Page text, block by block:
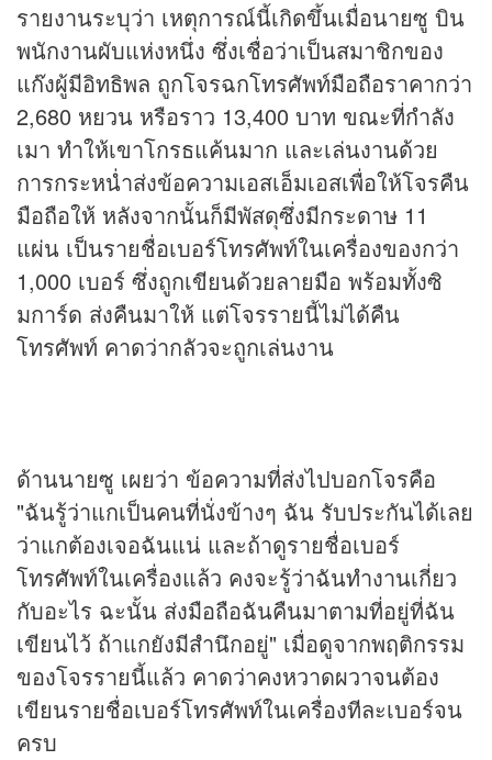
รายงานระบุว่า เหตุการณ์นี้เกิดขึ้นเมื่อนายซู บิน
พนักงานผับแห่งหนึ่ง ซึ่งเชื่อว่าเป็นสมาชิกของ
แก๊งผู้มีอิทธิพล ถูกโจรฉกโทรศัพท์มือถือราคากว่า
2,680 หยวน หรือราว 13,400 บาท ขณะที่กำลัง
เมา ทำให้เขาโกรธแค้นมาก และเล่นงานด้วย
การกระหน่ำส่งข้อความเอสเอ็มเอสเพื่อให้โจรคืน
มือถือให้ หลังจากนั้นก็มีพัสดุซึ่งมีกระดาษ 11
แผ่น เป็นรายชื่อเบอร์โทรศัพท์ในเครื่องของกว่า
1,000 เบอร์ ซึ่งถูกเขียนด้วยลายมือ พร้อมทั้งซิ
มการ์ด ส่งคืนมาให้ แต่โจรรายนี้ไม่ได้คืน
โทรศัพท์ คาดว่ากลัวจะถูกเล่นงาน
ด้านนายซู เผยว่า ข้อความที่ส่งไปบอกโจรคือ
"ฉันรู้ว่าแกเป็นคนที่นั่งข้างๆ ฉัน รับประกันได้เลย
ว่าแกต้องเจอฉันแน่ และถ้าดูรายชื่อเบอร์
โทรศัพท์ในเครื่องแล้ว คงจะรู้ว่าฉันทำงานเกี่ยว
กับอะไร ฉะนั้น ส่งมือถือฉันคืนมาตามที่อยู่ที่ฉัน
เขียนไว้ ถ้าแกยังมีสำนึกอยู่" เมื่อดูจากพฤติกรรม
ของโจรรายนี้แล้ว คาดว่าคงหวาดผวาจนต้อง
เขียนรายชื่อเบอร์โทรศัพท์ในเครื่องทีละเบอร์จน
ครบ